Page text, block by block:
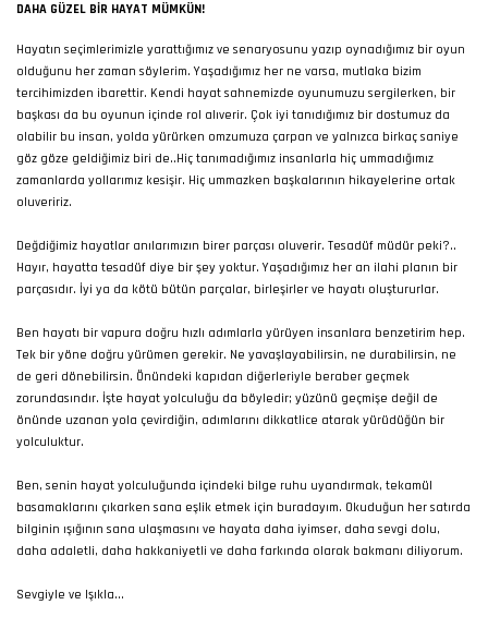
DAHA GÜZEL BIR HAYAT MÜMKÜN!
Hayatın seçimlerimizle yarattığımız ve senaryosunu yazıp oynadığımız bir oyun
olduğunu her zaman söylerim. Yaşadığımız her ne varsa, mutlaka bizim
tercihimizden ibarettir. Kendi hayat sahnemizde oyunumuzu sergilerken, bir
başkası da bu oyunun içinde rol alıverir. Çok iyi tanıdığımız bir dostumuz da
olabilir bu insan, yolda yürürken omzumuza çarpan ve yalnızca birkaç saniye
göz göze geldiğimiz biri de..Hiç tanımadığımız insanlarla hiç ummadığımız
zamanlarda yollarımız kesişir. Hiç ummazken başkalarının hikayelerine ortak
oluveririz.
Değdiğimiz hayatlar anılarımızın birer parçası oluverir. Tesadüf müdür peki?..
Hayır, hayatta tesadüf diye bir şey yoktur. Yaşadığımız her an ilahi planın bir
parçasıdır. İyi ya da kötü bütün parçalar, birleşirler ve hayatı oluştururlar.
Ben hayatı bir vapura doğru hızlı adımlarla yürüyen insanlara benzetirim hep.
Tek bir yöne doğru yürümen gerekir. Ne yavaşlayabilirsin, ne durabilirsin, ne
de geri dönebilirsin. Önündeki kapıdan diğerleriyle beraber geçmek
zorundasındır. İşte hayat yolculuğu da böyledir; yüzünü geçmişe değil de
önünde uzanan yola çevirdiğin, adımlarını dikkatlice atarak yürüdüğün bir
yolculuktur.
Ben, senin hayat yolculuğunda içindeki bilge ruhu uyandırmak, tekamül
basamaklarını çıkarken sana eşlik etmek için buradayım. Okuduğun her satırda
bilginin ışığının sana ulaşmasını ve hayata daha iyimser, daha sevgi dolu,
daha adaletli, daha hakkaniyetli ve daha farkında olarak bakmanı diliyorum.
Sevgiyle ve Işıkla...